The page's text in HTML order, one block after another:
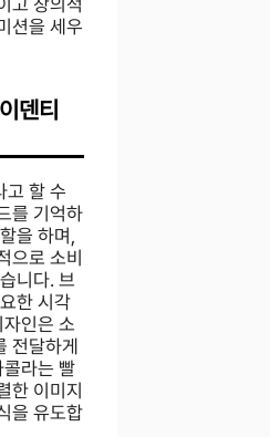
고 창의적
션을 세우
덴티
고 할 수
를 기억하
을 하며,
으로 소비
니다. 브
한 시각
인은 소
전달하게
라는 빨
한 이미지
을 유도합